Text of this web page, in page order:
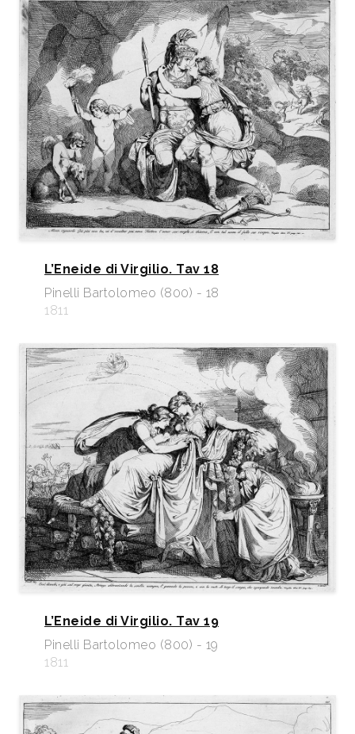
L’Eneide di Virgilio. Tav 18
Pinelli Bartolomeo (800) - 18
1811
L’Eneide di Virgilio. Tav 19
Pinelli Bartolomeo (800) - 19
1811